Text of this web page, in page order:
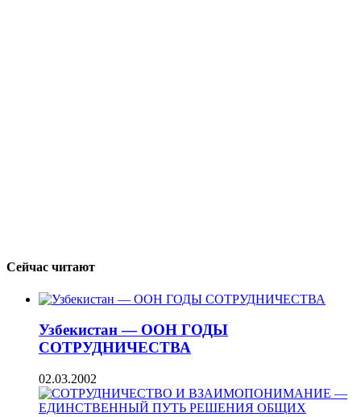
Сейчас читают
Узбекистан — ООН ГОДЫ
СОТРУДНИЧЕСТВА
02.03.2002